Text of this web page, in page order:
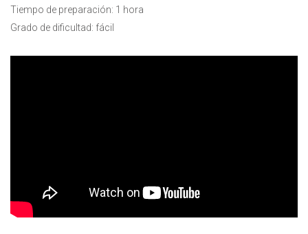
Tiempo de preparación: 1 hora
Grado de dificultad: fácil